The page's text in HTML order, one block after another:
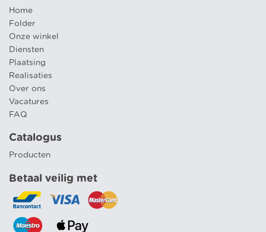
Home
Folder
Onze winkel
Diensten
Plaatsing
Realisaties
Over ons
Vacatures
FAQ
Catalogus
Producten
Betaal veilig met